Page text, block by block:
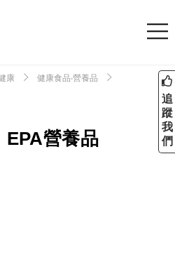
康
健康食品‧營養品
營養品
追
蹤
我
們